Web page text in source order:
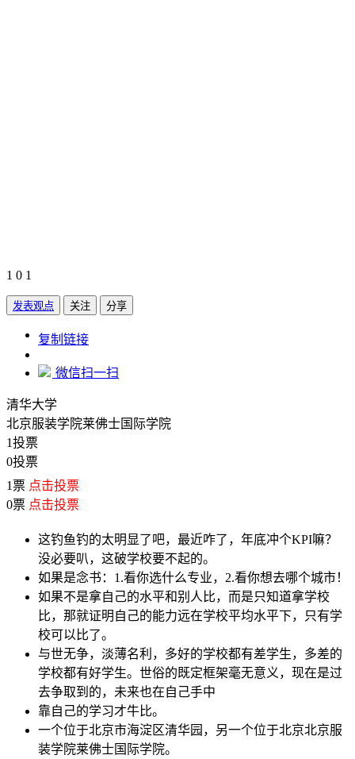
1 0 1
发表观点 关注 分享
https://www.edupk.cn/compare/47632
复制链接
微信扫一扫
清华大学
北京服装学院莱佛士国际学院
1投票
0投票
1票 点击投票
0票 点击投票
这钓鱼钓的太明显了吧，最近咋了，年底冲个KPI嘛？
没必要叭，这破学校要不起的。
如果是念书：1.看你选什么专业，2.看你想去哪个城市！
如果不是拿自己的水平和别人比，而是只知道拿学校
比，那就证明自己的能力远在学校平均水平下，只有学
校可以比了。
与世无争，淡薄名利，多好的学校都有差学生，多差的
学校都有好学生。世俗的既定框架毫无意义，现在是过
去争取到的，未来也在自己手中
靠自己的学习才牛比。
一个位于北京市海淀区清华园，另一个位于北京北京服
装学院莱佛士国际学院。